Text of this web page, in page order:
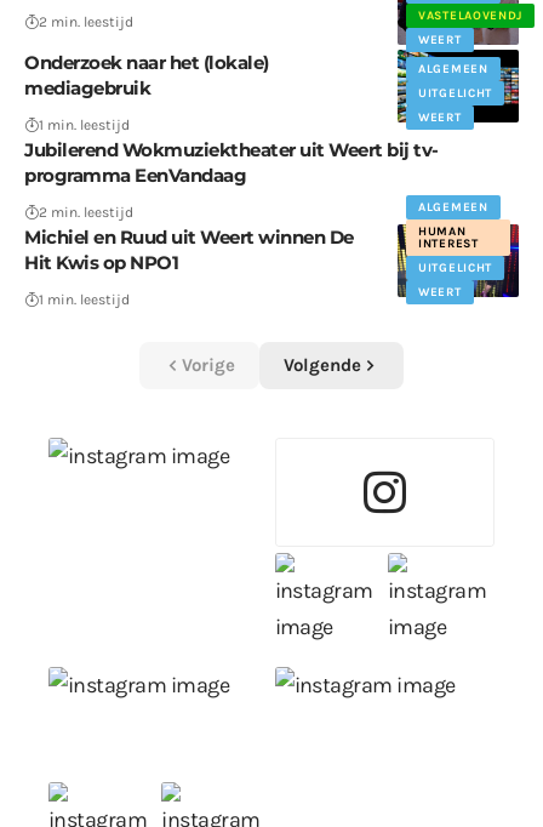
VASTELAOVENDJ
WEERT
2 min. leestijd
ALGEMEEN
UITGELICHT
WEERT
Onderzoek naar het (lokale)
mediagebruik
1 min. leestijd
Jubilerend Wokmuziektheater uit Weert bij tv-
programma EenVandaag
2 min. leestijd
ALGEMEEN
HUMAN
INTEREST
UITGELICHT
WEERT
Michiel en Ruud uit Weert winnen De
Hit Kwis op NPO1
1 min. leestijd
Vorige Volgende